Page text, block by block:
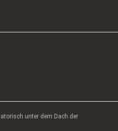
unter dem Dach der